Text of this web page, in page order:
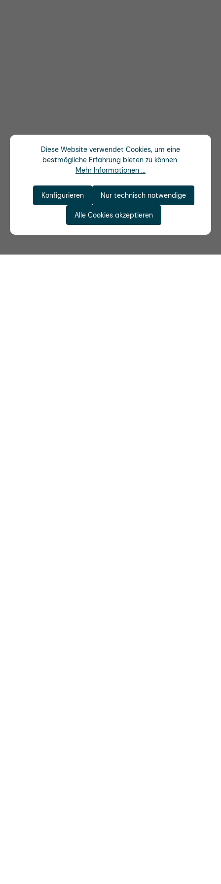
Diese Website verwendet Cookies, um eine
bestmögliche Erfahrung bieten zu können.
Mehr Informationen ...
Nur technisch notwendige
Konfigurieren
Alle Cookies akzeptieren